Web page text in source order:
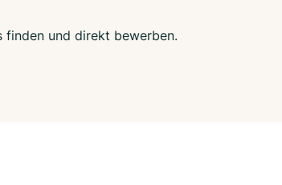
finden und direkt bewerben.